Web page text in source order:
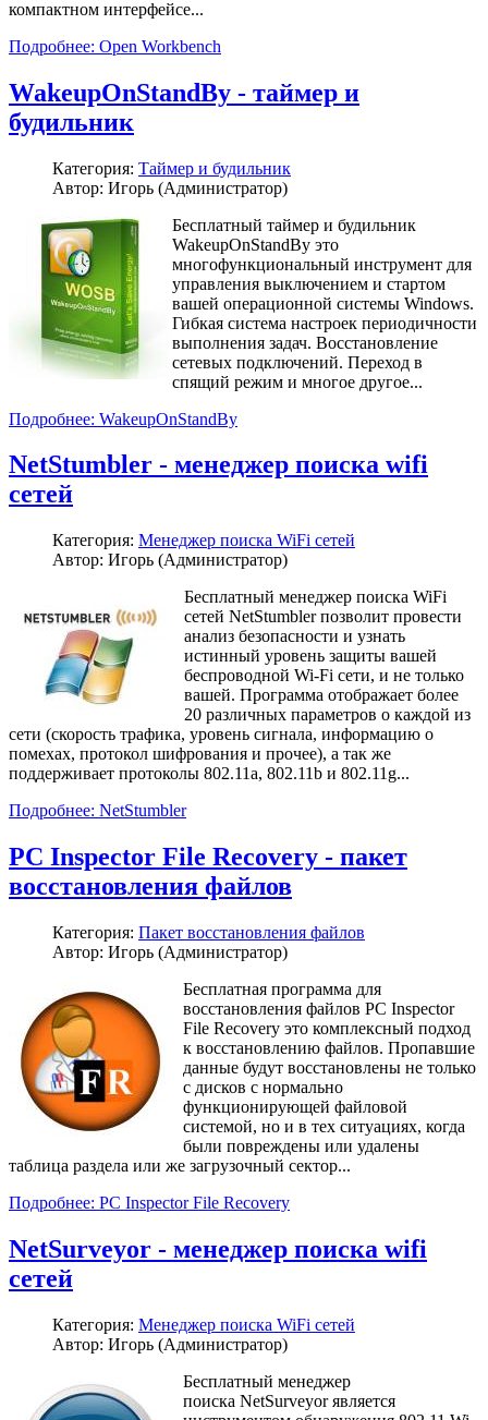
компактном интерфейсе...
Подробнее: Open Workbench
WakeupOnStandBy - таймер и
будильник
Категория: Таймер и будильник
Автор: Игорь (Администратор)
Бесплатный таймер и будильник
WakeupOnStandBy это
многофункциональный инструмент для
управления выключением и стартом
вашей операционной системы Windows.
Гибкая система настроек периодичности
выполнения задач. Восстановление
сетевых подключений. Переход в
спящий режим и многое другое...
Подробнее: WakeupOnStandBy
NetStumbler - менеджер поиска wifi
сетей
Категория: Менеджер поиска WiFi сетей
Автор: Игорь (Администратор)
Бесплатный менеджер поиска WiFi
сетей NetStumbler позволит провести
анализ безопасности и узнать
истинный уровень защиты вашей
беспроводной Wi-Fi сети, и не только
вашей. Программа отображает более
20 различных параметров о каждой из
сети (скорость трафика, уровень сигнала, информацию о
помехах, протокол шифрования и прочее), а так же
поддерживает протоколы 802.11a, 802.11b и 802.11g...
Подробнее: NetStumbler
PC Inspector File Recovery - пакет
восстановления файлов
Категория: Пакет восстановления файлов
Автор: Игорь (Администратор)
Бесплатная программа для
восстановления файлов PC Inspector
File Recovery это комплексный подход
к восстановлению файлов. Пропавшие
данные будут восстановлены не только
с дисков с нормально
функционирующей файловой
системой, но и в тех ситуациях, когда
были повреждены или удалены
таблица раздела или же загрузочный сектор...
Подробнее: PC Inspector File Recovery
NetSurveyor - менеджер поиска wifi
сетей
Категория: Менеджер поиска WiFi сетей
Автор: Игорь (Администратор)
Бесплатный менеджер
поиска NetSurveyor является